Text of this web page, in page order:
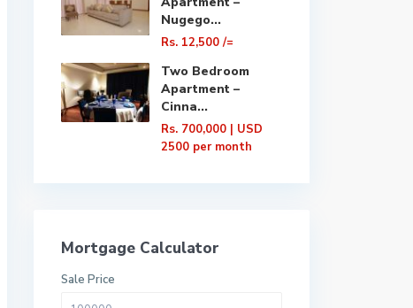
Nugego...
Rs. 12,500/=
Two Bedroom
Apartment –
Cinna...
Rs. 700,000 | USD
2500 per month
Mortgage Calculator
Sale Price